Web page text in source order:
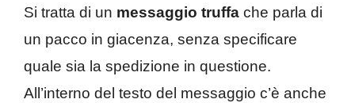
Si tratta di un messaggio truffa che parla di
un pacco in giacenza, senza specificare
quale sia la spedizione in questione.
All’interno del testo del messaggio c’è anche